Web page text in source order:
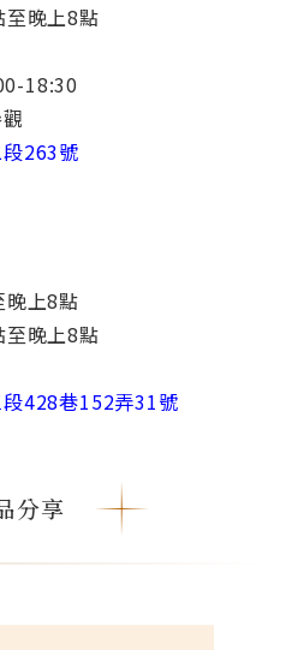
晚上8點
18:30
263號
上8點
晚上8點
428巷152弄31號
分享